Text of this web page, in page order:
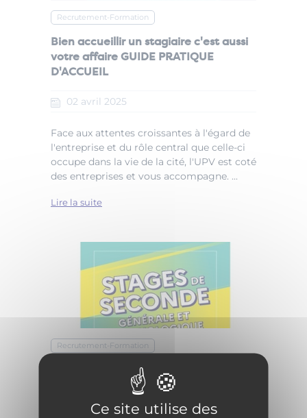
Recrutement-Formation
Bien accueillir un stagiaire c'est aussi
votre affaire GUIDE PRATIQUE
D'ACCUEIL
02 avril 2025
Face aux attentes croissantes à l'égard de
l'entreprise et du rôle central que celle-ci
occupe dans la vie de la cité, l'UPV est coté
des entreprises et vous accompagne. ...
Lire la suite
Recrutement-Formation
Stages de seconde
Ce site utilise des